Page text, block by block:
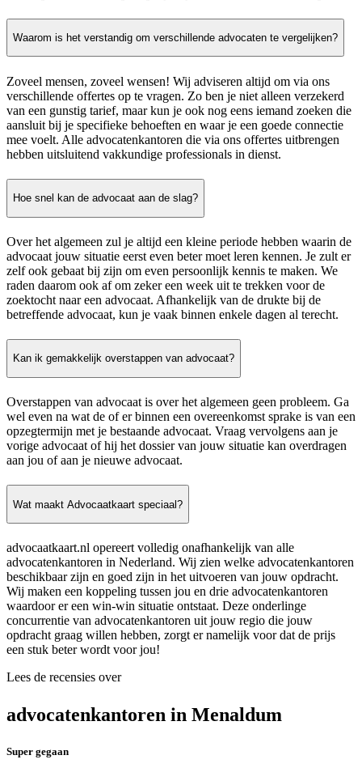
Waarom is het verstandig om verschillende advocaten te vergelijken?
Zoveel mensen, zoveel wensen! Wij adviseren altijd om via ons
verschillende offertes op te vragen. Zo ben je niet alleen verzekerd
van een gunstig tarief, maar kun je ook nog eens iemand zoeken die
aansluit bij je specifieke behoeften en waar je een goede connectie
mee voelt. Alle advocatenkantoren die via ons offertes uitbrengen
hebben uitsluitend vakkundige professionals in dienst.
Hoe snel kan de advocaat aan de slag?
Over het algemeen zul je altijd een kleine periode hebben waarin de
advocaat jouw situatie eerst even beter moet leren kennen. Je zult er
zelf ook gebaat bij zijn om even persoonlijk kennis te maken. We
raden daarom ook af om zeker een week uit te trekken voor de
zoektocht naar een advocaat. Afhankelijk van de drukte bij de
betreffende advocaat, kun je vaak binnen enkele dagen al terecht.
Kan ik gemakkelijk overstappen van advocaat?
Overstappen van advocaat is over het algemeen geen probleem. Ga
wel even na wat de of er binnen een overeenkomst sprake is van een
opzegtermijn met je bestaande advocaat. Vraag vervolgens aan je
vorige advocaat of hij het dossier van jouw situatie kan overdragen
aan jou of aan je nieuwe advocaat.
Wat maakt Advocaatkaart speciaal?
advocaatkaart.nl opereert volledig onafhankelijk van alle
advocatenkantoren in Nederland. Wij zien welke advocatenkantoren
beschikbaar zijn en goed zijn in het uitvoeren van jouw opdracht.
Wij maken een koppeling tussen jou en drie advocatenkantoren
waardoor er een win-win situatie ontstaat. Deze onderlinge
concurrentie van advocatenkantoren uit jouw regio die jouw
opdracht graag willen hebben, zorgt er namelijk voor dat de prijs
een stuk beter wordt voor jou!
Lees de recensies over
advocatenkantoren in Menaldum
Super gegaan